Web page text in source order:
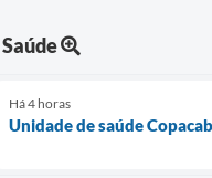
Saúde
Há 4 horas
Unidade de saúde